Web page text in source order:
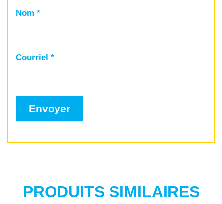
Nom *
Courriel *
PRODUITS SIMILAIRES